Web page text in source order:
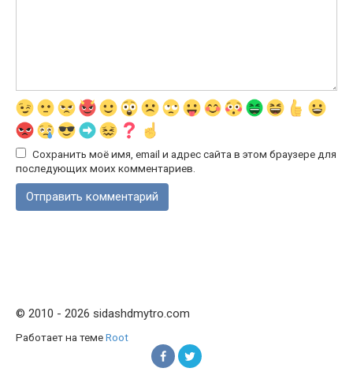
Сохранить моё имя, email и адрес сайта в этом браузере для
последующих моих комментариев.
© 2010 - 2026 sidashdmytro.com
Работает на темеRoot